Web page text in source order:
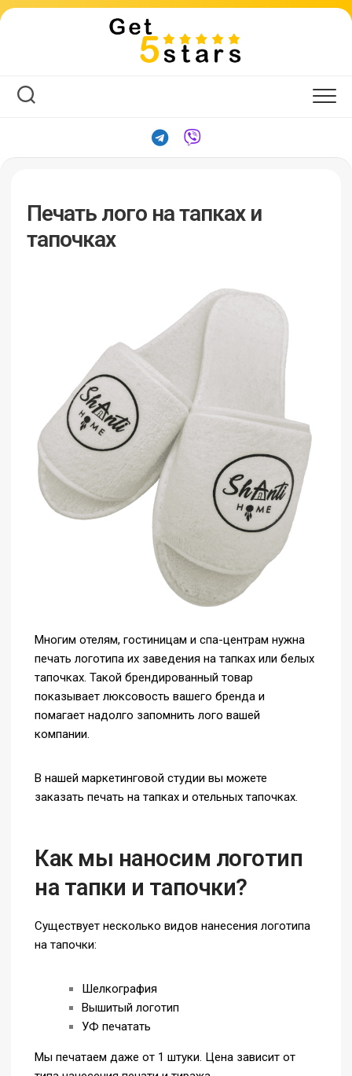
Печать лого на тапках и
тапочках
Многим отелям, гостиницам и спа-центрам нужна
печать логотипа их заведения на тапках или белых
тапочках. Такой брендированный товар
показывает люксовость вашего бренда и
помагает надолго запомнить лого вашей
компании.
В нашей маркетинговой студии вы можете
заказать печать на тапках и отельных тапочках.
Как мы наносим логотип
на тапки и тапочки?
Существует несколько видов нанесения логотипа
на тапочки:
Шелкография
Вышитый логотип
УФ печатать
Мы печатаем даже от 1 штуки. Цена зависит от